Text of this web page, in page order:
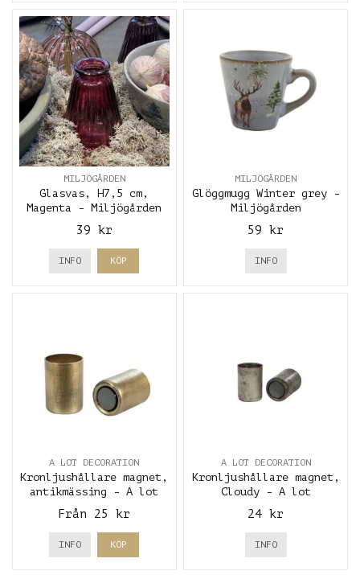
MILJÖGÅRDEN
Glasvas, H7,5 cm,
Magenta - Miljögården
39 kr
INFO KÖP
MILJÖGÅRDEN
Glöggmugg Winter grey -
Miljögården
59 kr
INFO
A LOT DECORATION
Kronljushållare magnet,
antikmässing - A lot
decoration
Från 25 kr
INFO KÖP
A LOT DECORATION
Kronljushållare magnet,
Cloudy - A lot
24 kr
INFO